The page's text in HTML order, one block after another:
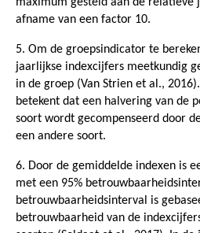
afname van een factor 10.
5. Om de groepsindicator te
jaarlijkse indexcijfers meetkundig
in de groep (Van Strien et al.,
betekent dat een halvering van de
soort wordt gecompenseerd door
een andere soort.
6. Door de gemiddelde indexen is
met een 95%
betrouwbaarheidsinterval is
betrouwbaarheid van de